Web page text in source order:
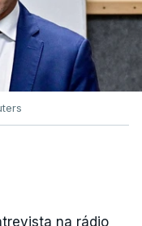
na rádio